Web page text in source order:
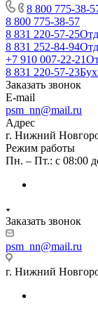
8 800 775-38-
8 800 775-38-57
8 831 220-57-25
8 831 252-84-94
+7 910 007-22-21
8 831 220-57-23
Заказать звонок
E-mail
psm_nn@mail.ru
Адрес
г. Нижний
Режим работы
Пн. – Пт.: с 08:00
Заказать звонок
psm_nn@mail.ru
г. Нижний